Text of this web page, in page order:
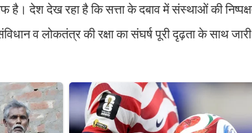
है। देश देख रहा है कि सत्ता के दबाव में संस्थाओं की
व लोकतंत्र की रक्षा का संघर्ष पूरी दृढ़ता के साथ